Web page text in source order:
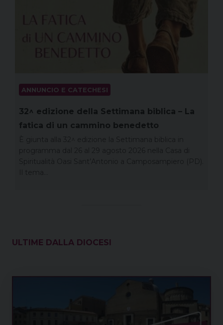
ANNUNCIO E CATECHESI
32^ edizione della Settimana biblica – La
fatica di un cammino benedetto
ULTIME DALLA DIOCESI